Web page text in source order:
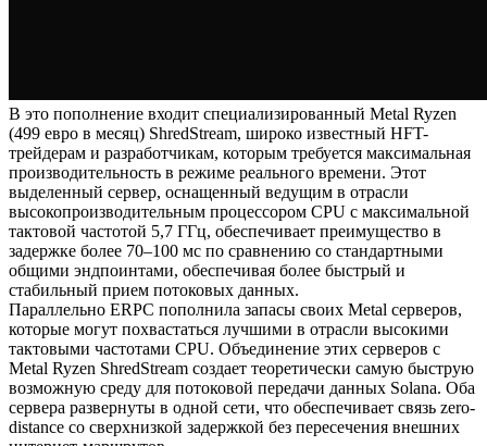
В это пополнение входит специализированный Metal Ryzen
(499 евро в месяц) ShredStream, широко известный HFT-
трейдерам и разработчикам, которым требуется максимальная
производительность в режиме реального времени. Этот
выделенный сервер, оснащенный ведущим в отрасли
высокопроизводительным процессором CPU с максимальной
тактовой частотой 5,7 ГГц, обеспечивает преимущество в
задержке более 70–100 мс по сравнению со стандартными
общими эндпоинтами, обеспечивая более быстрый и
стабильный прием потоковых данных.
Параллельно ERPC пополнила запасы своих Metal серверов,
которые могут похвастаться лучшими в отрасли высокими
тактовыми частотами CPU. Объединение этих серверов с
Metal Ryzen ShredStream создает теоретически самую быструю
возможную среду для потоковой передачи данных Solana. Оба
сервера развернуты в одной сети, что обеспечивает связь zero-
distance со сверхнизкой задержкой без пересечения внешних